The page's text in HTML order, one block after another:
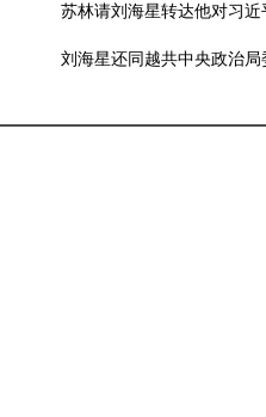
苏林请刘海星转达他对习
刘海星还同越共中央政治